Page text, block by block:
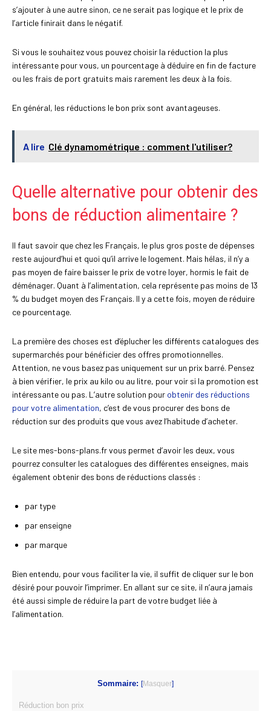
Sommaire: [Masquer]
Réduction bon prix
s’ajouter à une autre sinon, ce ne serait pas logique et le prix de
l’article finirait dans le négatif.
Si vous le souhaitez vous pouvez choisir la réduction la plus
intéressante pour vous, un pourcentage à déduire en fin de facture
ou les frais de port gratuits mais rarement les deux à la fois.
En général, les réductions le bon prix sont avantageuses.
A lire Clé dynamométrique : comment l'utiliser?
Quelle alternative pour obtenir des
bons de réduction alimentaire ?
Il faut savoir que chez les Français, le plus gros poste de dépenses
reste aujourd’hui et quoi qu’il arrive le logement. Mais hélas, il n’y a
pas moyen de faire baisser le prix de votre loyer, hormis le fait de
déménager. Quant à l’alimentation, cela représente pas moins de 13
% du budget moyen des Français. Il y a cette fois, moyen de réduire
ce pourcentage.
La première des choses est d’éplucher les différents catalogues des
supermarchés pour bénéficier des offres promotionnelles.
Attention, ne vous basez pas uniquement sur un prix barré. Pensez
à bien vérifier, le prix au kilo ou au litre, pour voir si la promotion est
intéressante ou pas. L’autre solution pour obtenir des réductions
pour votre alimentation, c’est de vous procurer des bons de
réduction sur des produits que vous avez l’habitude d’acheter.
Le site mes-bons-plans.fr vous permet d’avoir les deux, vous
pourrez consulter les catalogues des différentes enseignes, mais
également obtenir des bons de réductions classés :
par type
par enseigne
par marque
Bien entendu, pour vous faciliter la vie, il suffit de cliquer sur le bon
désiré pour pouvoir l’imprimer. En allant sur ce site, il n’aura jamais
été aussi simple de réduire la part de votre budget liée à
l’alimentation.